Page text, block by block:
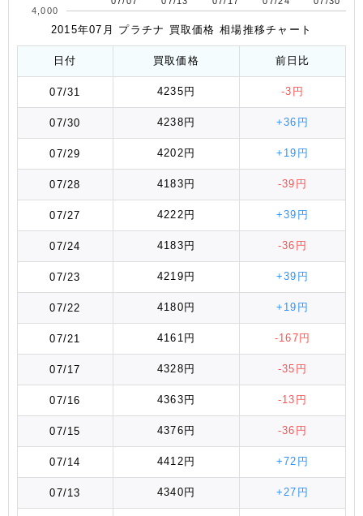
4,000
2015年07月 プラチナ 買取価格 相場推移チャート
日付 買取価格 前日比
07/31 4235円 -3円
07/30 4238円 +36円
07/29 4202円 +19円
07/28 4183円 -39円
07/27 4222円 +39円
07/24 4183円 -36円
07/23 4219円 +39円
07/22 4180円 +19円
07/21 4161円 -167円
07/17 4328円 -35円
07/16 4363円 -13円
07/15 4376円 -36円
07/14 4412円 +72円
07/13 4340円 +27円